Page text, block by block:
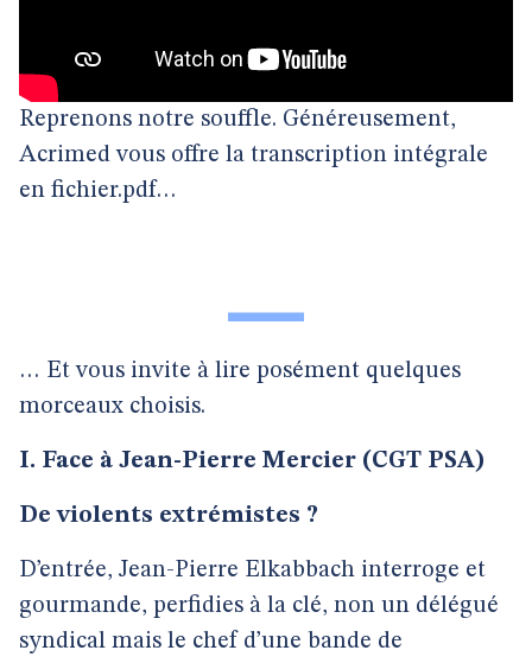
Reprenons notre souffle. Généreusement,
Acrimed vous offre la transcription intégrale
en fichier.pdf…
… Et vous invite à lire posément quelques
morceaux choisis.
I. Face à Jean-Pierre Mercier (CGT PSA)
De violents extrémistes ?
D’entrée, Jean-Pierre Elkabbach interroge et
gourmande, perfidies à la clé, non un délégué
syndical mais le chef d’une bande de